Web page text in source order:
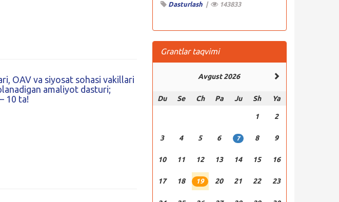
OAV va siyosat sohasi vakillari
amaliyot dasturi;
10 ta!
Dasturlash| 143833
Grantlar taqvimi
Avgust 2026
Du Se Ch Pa Ju Sh Ya
1 2
3 4 5 6 7 8 9
10 11 12 13 14 15 16
17 18 19 20 21 22 23